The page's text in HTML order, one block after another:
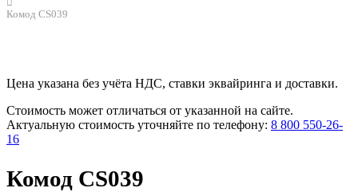
Комод CS039
Цена указана без учёта НДС, ставки эквайринга и доставки.
Стоимость может отличаться от указанной на сайте.
Актуальную стоимость уточняйте по телефону: 8 800 550-26-
16
Комод CS039